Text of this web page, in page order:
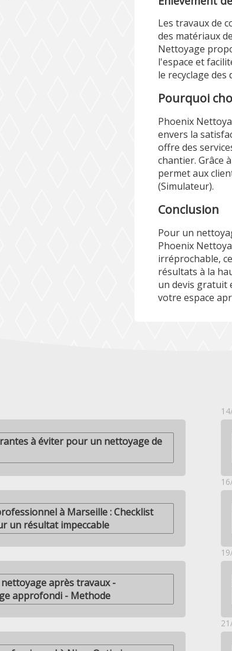
Les travaux de
des matériaux
Nettoyage
l'espace et
le recyclage
Pourquoi
Phoenix
envers la
offre des
chantier. Grâce
permet aux
(Simulateur).
Conclusion
Pour un
Phoenix
irréprochable,
résultats à la
un devis gratuit
votre espace
à éviter pour un nettoyage de
à Marseille : Checklist
un résultat impeccable
après travaux -
approfondi - Methode